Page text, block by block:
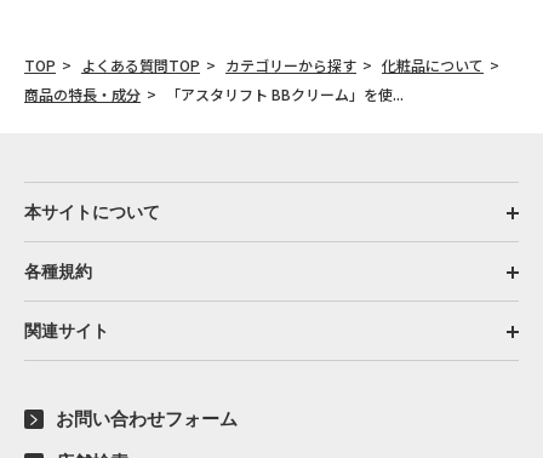
TOP よくある質問TOP カテゴリーから探す
化粧品について
商品の特長・成分
「アスタリフト BBクリーム」を使...
本サイトについて
各種規約
関連サイト
お問い合わせフォーム